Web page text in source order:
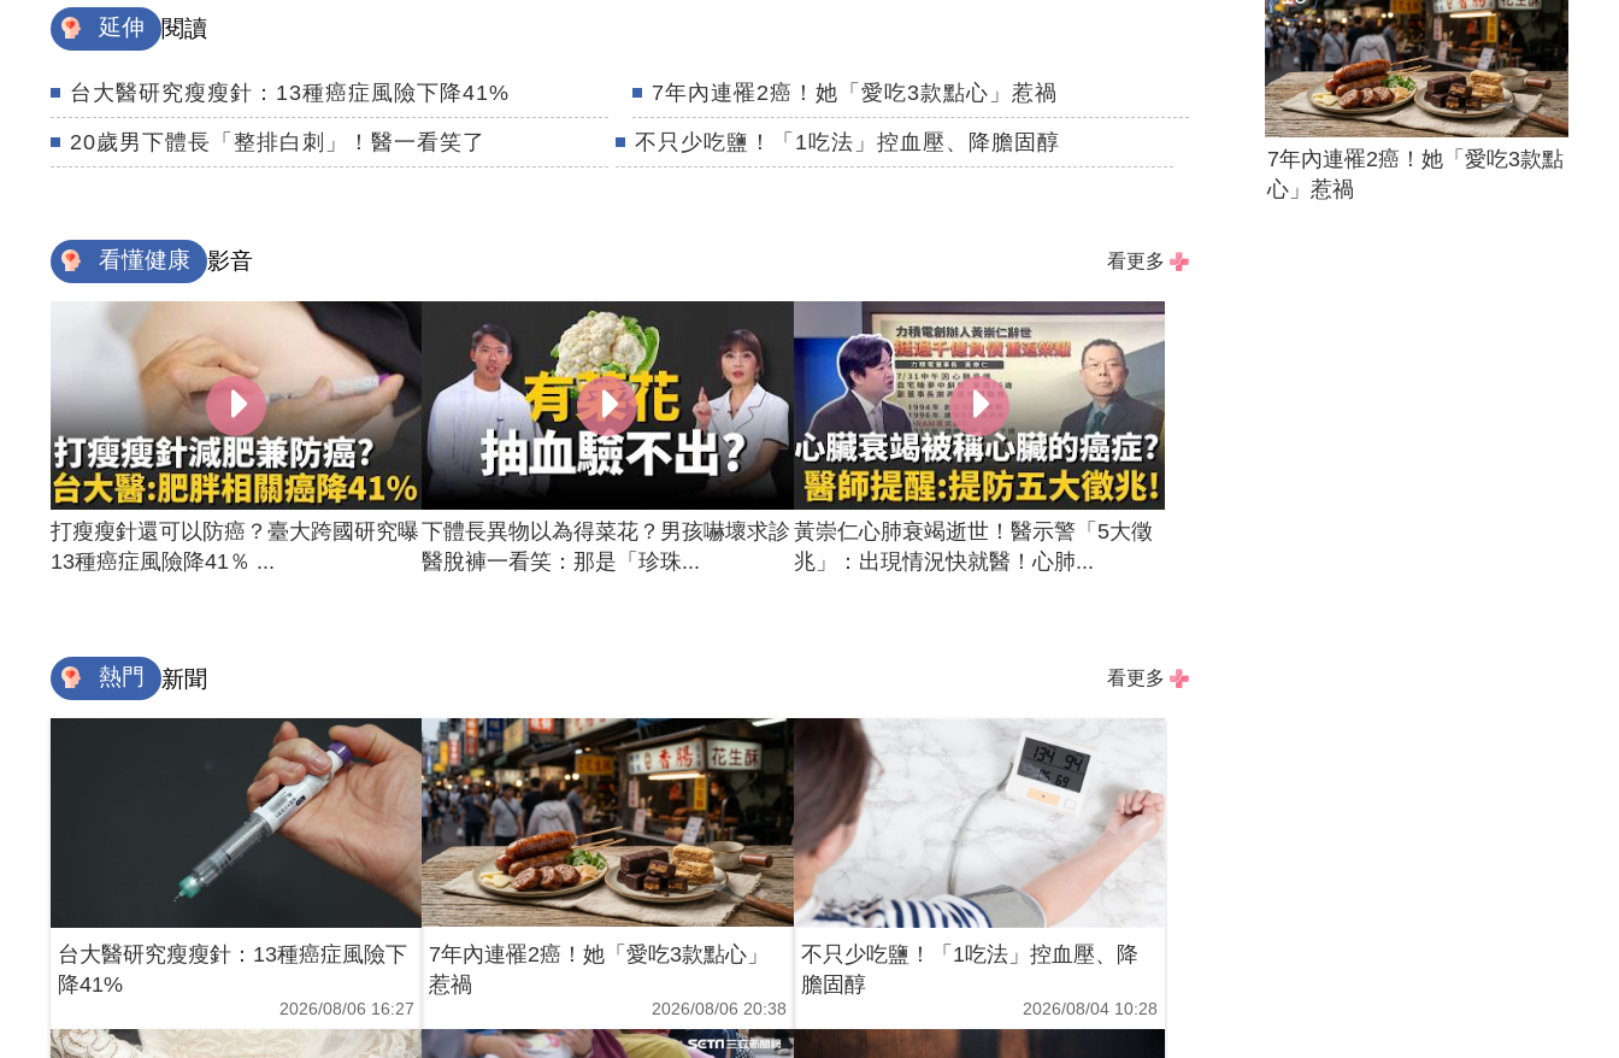
延伸 閱讀
台大醫研究瘦瘦針：13種癌症風險下降41% 7年內連罹2癌！她「愛吃3款點心」惹禍
20歲男下體長「整排白刺」！醫一看笑了 不只少吃鹽！「1吃法」控血壓、降膽固醇
看懂健康 影音 看更多
打瘦瘦針還可以防癌？臺大跨國研究曝
13種癌症風險降41％ ...
下體長異物以為得菜花？男孩嚇壞求診
醫脫褲一看笑：那是「珍珠...
黃崇仁心肺衰竭逝世！醫示警「5大徵
兆」：出現情況快就醫！心肺...
熱門 新聞 看更多
台大醫研究瘦瘦針：13種癌症風險下
降41%
2026/08/06 16:27
7年內連罹2癌！她「愛吃3款點心」
惹禍
2026/08/06 20:38
不只少吃鹽！「1吃法」控血壓、降
膽固醇
2026/08/04 10:28
7年內連罹2癌！她「愛吃3款點
心」惹禍